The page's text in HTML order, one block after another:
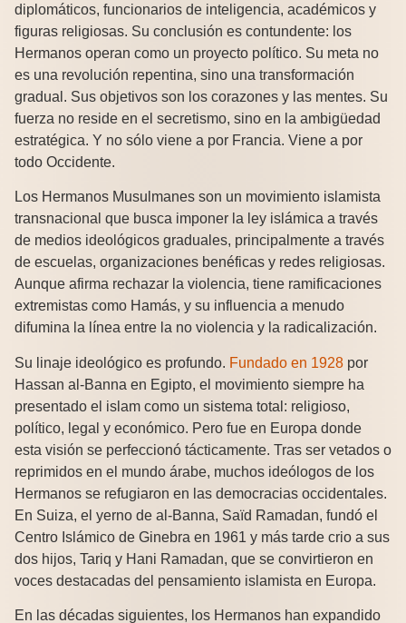
diplomáticos, funcionarios de inteligencia, académicos y
figuras religiosas. Su conclusión es contundente: los
Hermanos operan como un proyecto político. Su meta no
es una revolución repentina, sino una transformación
gradual. Sus objetivos son los corazones y las mentes. Su
fuerza no reside en el secretismo, sino en la ambigüedad
estratégica. Y no sólo viene a por Francia. Viene a por
todo Occidente.
Los Hermanos Musulmanes son un movimiento islamista
transnacional que busca imponer la ley islámica a través
de medios ideológicos graduales, principalmente a través
de escuelas, organizaciones benéficas y redes religiosas.
Aunque afirma rechazar la violencia, tiene ramificaciones
extremistas como Hamás, y su influencia a menudo
difumina la línea entre la no violencia y la radicalización.
Su linaje ideológico es profundo. Fundado en 1928 por
Hassan al-Banna en Egipto, el movimiento siempre ha
presentado el islam como un sistema total: religioso,
político, legal y económico. Pero fue en Europa donde
esta visión se perfeccionó tácticamente. Tras ser vetados o
reprimidos en el mundo árabe, muchos ideólogos de los
Hermanos se refugiaron en las democracias occidentales.
En Suiza, el yerno de al-Banna, Saïd Ramadan, fundó el
Centro Islámico de Ginebra en 1961 y más tarde crio a sus
dos hijos, Tariq y Hani Ramadan, que se convirtieron en
voces destacadas del pensamiento islamista en Europa.
En las décadas siguientes, los Hermanos han expandido